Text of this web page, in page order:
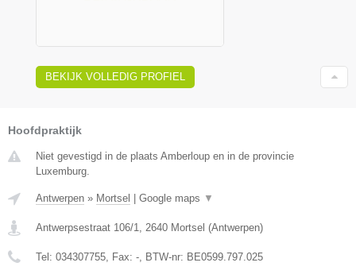
BEKIJK VOLLEDIG PROFIEL
Hoofdpraktijk
Niet gevestigd in de plaats Amberloup en in de provincie
Luxemburg.
Antwerpen » Mortsel Google maps ▼
Antwerpsestraat 106/1, 2640 Mortsel (Antwerpen)
Tel: 034307755, Fax: -, BTW-nr: BE0599.797.025